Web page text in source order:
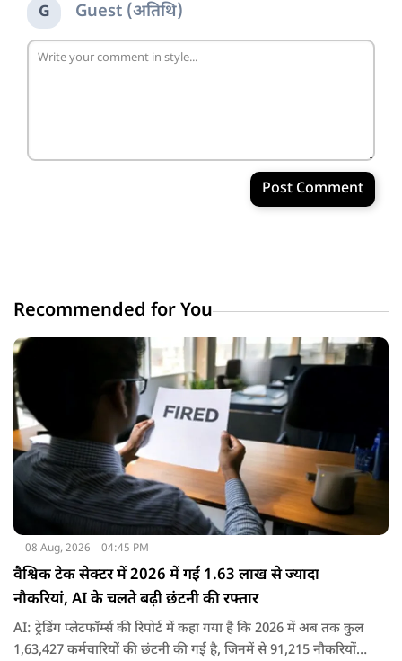
G Guest (अतिथि)
Post Comment
Recommended for You
08 Aug, 2026 04:45 PM
वैश्विक टेक सेक्टर में 2026 में गईं 1.63 लाख से ज्यादा
नौकरियां, AI के चलते बढ़ी छंटनी की रफ्तार
AI: ट्रेडिंग प्लेटफॉर्म्स की रिपोर्ट में कहा गया है कि 2026 में अब तक कुल
1,63,427 कर्मचारियों की छंटनी की गई है, जिनमें से 91,215 नौकरियों